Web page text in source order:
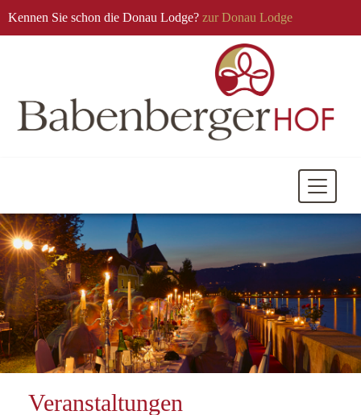
Kennen Sie schon die Donau Lodge? zur Donau Lodge
Mobile
Veranstaltungen